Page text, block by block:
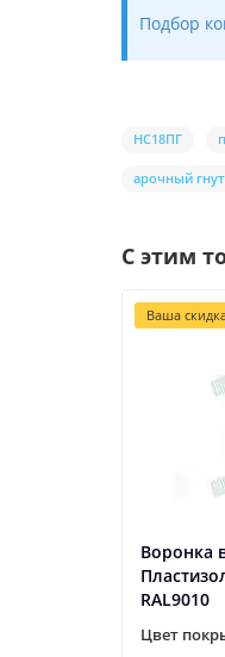
Подбор
НС18ПГ
арочный
С этим
Ваша
Воронка
RAL9010
Цвет